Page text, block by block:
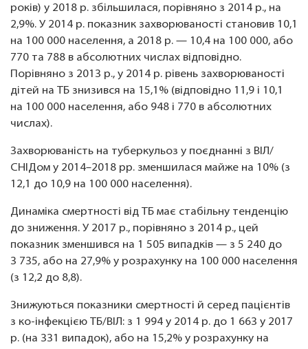
років) у 2018 р. збільшилася, порівняно з 2014 р., на
2,9%. У 2014 р. показник захворюваності становив 10,1
на 100 000 населення, а 2018 р. — 10,4 на 100 000, або
770 та 788 в абсолютних числах відповідно.
Порівняно з 2013 р., у 2014 р. рівень захворюваності
дітей на ТБ знизився на 15,1% (відповідно 11,9 і 10,1
на 100 000 населення, або 948 і 770 в абсолютних
числах).
Захворюваність на туберкульоз у поєднанні з ВІЛ/
СНІДом у 2014–2018 рр. зменшилася майже на 10% (з
12,1 до 10,9 на 100 000 населення).
Динаміка смертності від ТБ має стабільну тенденцію
до зниження. У 2017 р., порівняно з 2014 р., цей
показник зменшився на 1 505 випадків — з 5 240 до
3 735, або на 27,9% у розрахунку на 100 000 населення
(з 12,2 до 8,8).
Знижуються показники смертності й серед пацієнтів
з ко-інфекцією ТБ/ВІЛ: з 1 994 у 2014 р. до 1 663 у 2017
р. (на 331 випадок), або на 15,2% у розрахунку на